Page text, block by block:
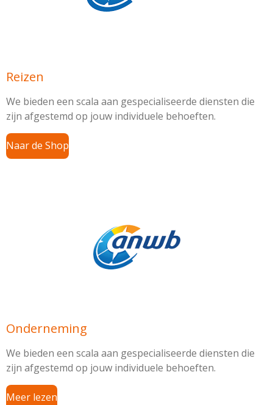
Reizen
We bieden een scala aan gespecialiseerde diensten die
zijn afgestemd op jouw individuele behoeften.
Naar de Shop
Onderneming
We bieden een scala aan gespecialiseerde diensten die
zijn afgestemd op jouw individuele behoeften.
Meer lezen